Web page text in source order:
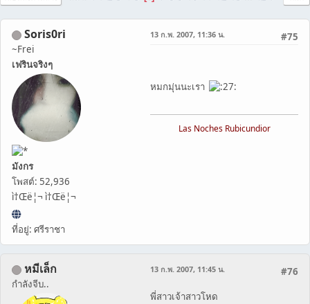
Soris0ri
~Frei
เฟรินจริงๆ
มังกร
โพสต์: 52,936
ì†Œë¦¬ ì†Œë¦¬
ที่อยู่: ศรีราชา
#75
13 ก.พ. 2007, 11:36 น.
หมกมุ่นนะเรา
Las Noches Rubicundior
หมีเล็ก
กำลังจีบ..
#76
13 ก.พ. 2007, 11:45 น.
พี่สาวเจ้าสาวโหด